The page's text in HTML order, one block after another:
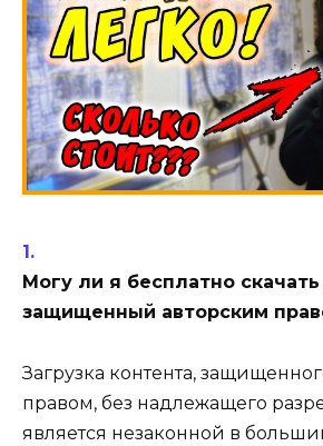
Могу ли я бесплатно
защищенный авторским
Загрузка контента,
правом, без надлежащего
является незаконной в